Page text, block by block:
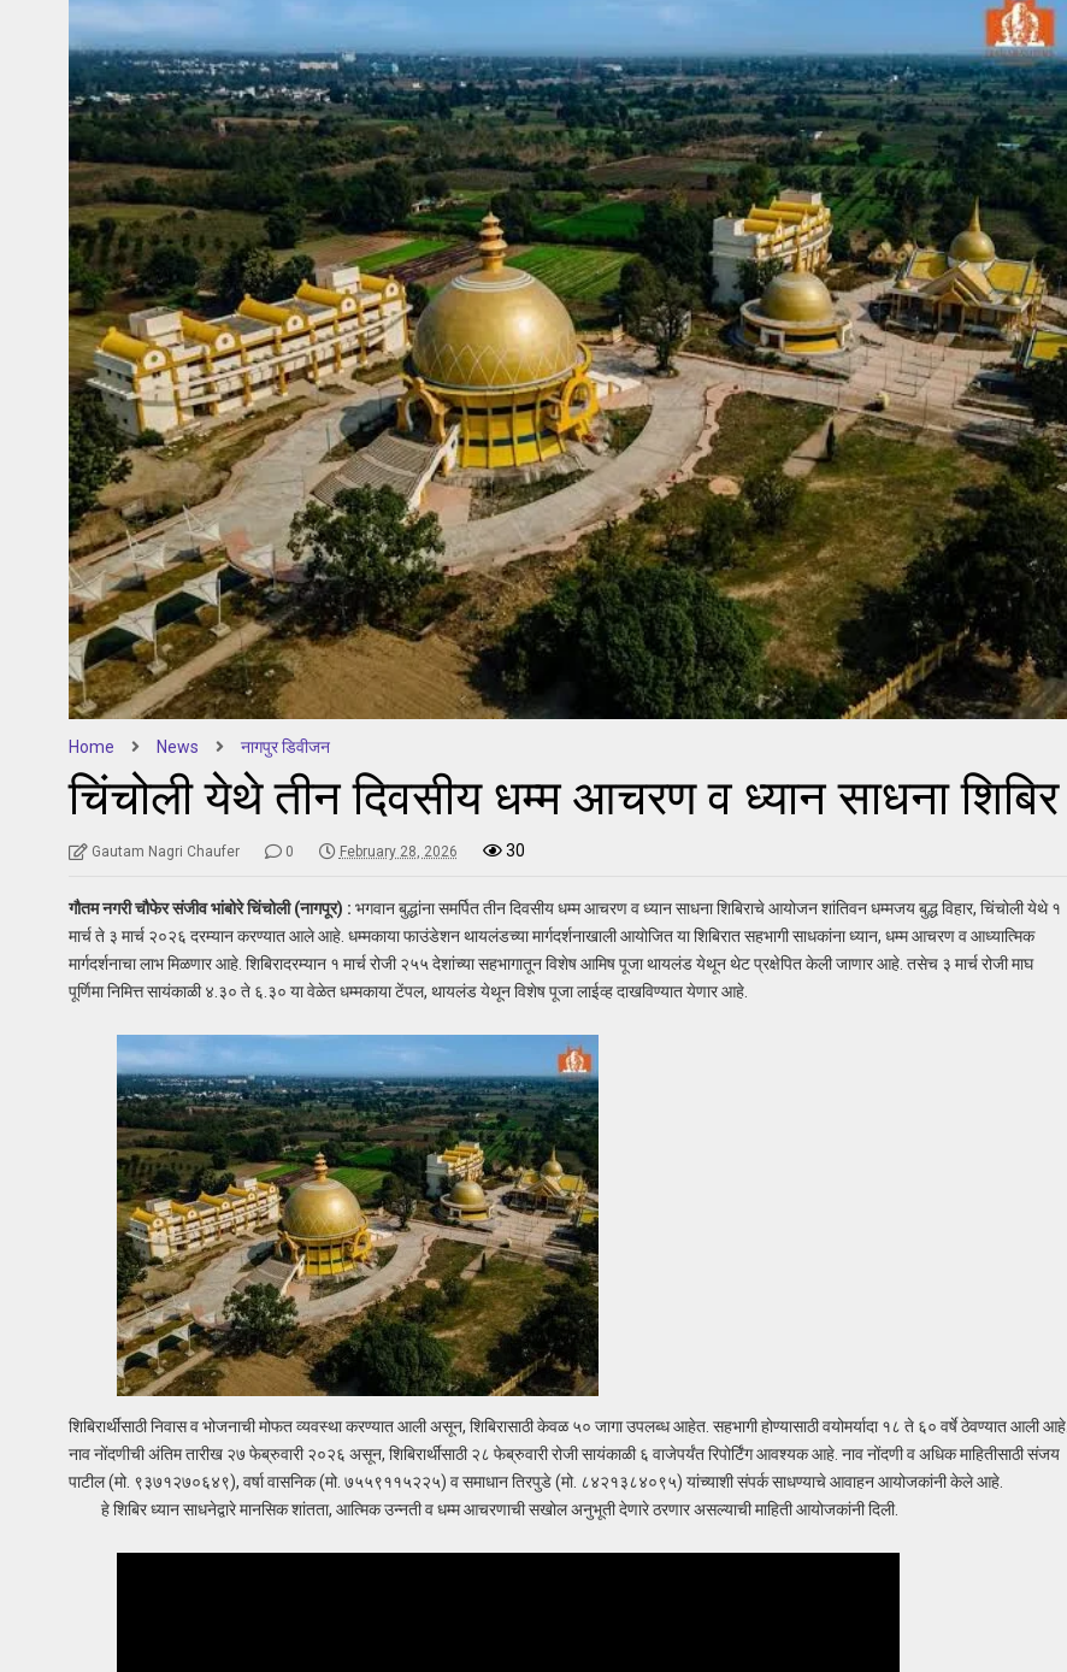
Home News नागपुर डिवीजन
चिंचोली येथे तीन दिवसीय धम्म आचरण व ध्यान साधना शिबिर
Gautam Nagri Chaufer 0 February 28, 2026 30
गौतम नगरी चौफेर संजीव भांबोरे चिंचोली (नागपूर) : भगवान बुद्धांना समर्पित तीन दिवसीय धम्म आचरण व ध्यान साधना शिबिराचे आयोजन शांतिवन धम्मजय बुद्ध विहार, चिंचोली येथे १
मार्च ते ३ मार्च २०२६ दरम्यान करण्यात आले आहे. धम्मकाया फाउंडेशन थायलंडच्या मार्गदर्शनाखाली आयोजित या शिबिरात सहभागी साधकांना ध्यान, धम्म आचरण व आध्यात्मिक
मार्गदर्शनाचा लाभ मिळणार आहे. शिबिरादरम्यान १ मार्च रोजी २५५ देशांच्या सहभागातून विशेष आमिष पूजा थायलंड येथून थेट प्रक्षेपित केली जाणार आहे. तसेच ३ मार्च रोजी माघ
पूर्णिमा निमित्त सायंकाळी ४.३० ते ६.३० या वेळेत धम्मकाया टेंपल, थायलंड येथून विशेष पूजा लाईव्ह दाखविण्यात येणार आहे.
शिबिरार्थींसाठी निवास व भोजनाची मोफत व्यवस्था करण्यात आली असून, शिबिरासाठी केवळ ५० जागा उपलब्ध आहेत. सहभागी होण्यासाठी वयोमर्यादा १८ ते ६० वर्षे ठेवण्यात आली आहे.
नाव नोंदणीची अंतिम तारीख २७ फेब्रुवारी २०२६ असून, शिबिरार्थींसाठी २८ फेब्रुवारी रोजी सायंकाळी ६ वाजेपर्यंत रिपोर्टिंग आवश्यक आहे. नाव नोंदणी व अधिक माहितीसाठी संजय
पाटील (मो. ९३७१२७०६४९), वर्षा वासनिक (मो. ७५५९११५२२५) व समाधान तिरपुडे (मो. ८४२१३८४०९५) यांच्याशी संपर्क साधण्याचे आवाहन आयोजकांनी केले आहे.
हे शिबिर ध्यान साधनेद्वारे मानसिक शांतता, आत्मिक उन्नती व धम्म आचरणाची सखोल अनुभूती देणारे ठरणार असल्याची माहिती आयोजकांनी दिली.